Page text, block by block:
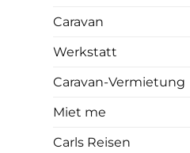
Caravan
Werkstatt
Caravan-Vermietung
Miet me
Carls Reisen